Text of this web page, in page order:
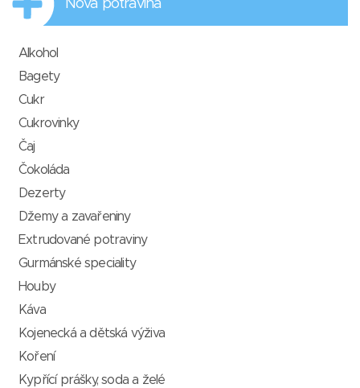
Nová potravina
Alkohol
Bagety
Cukr
Cukrovinky
Čaj
Čokoláda
Dezerty
Džemy a zavařeniny
Extrudované potraviny
Gurmánské speciality
Houby
Káva
Kojenecká a dětská výživa
Koření
Kypřící prášky, soda a želé